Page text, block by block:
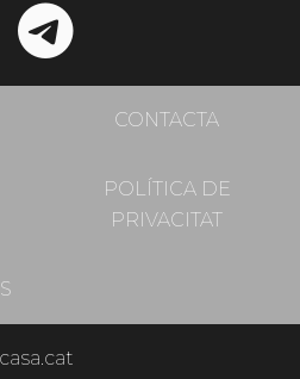
CONTACTA
POLÍTICA DE
PRIVACITAT